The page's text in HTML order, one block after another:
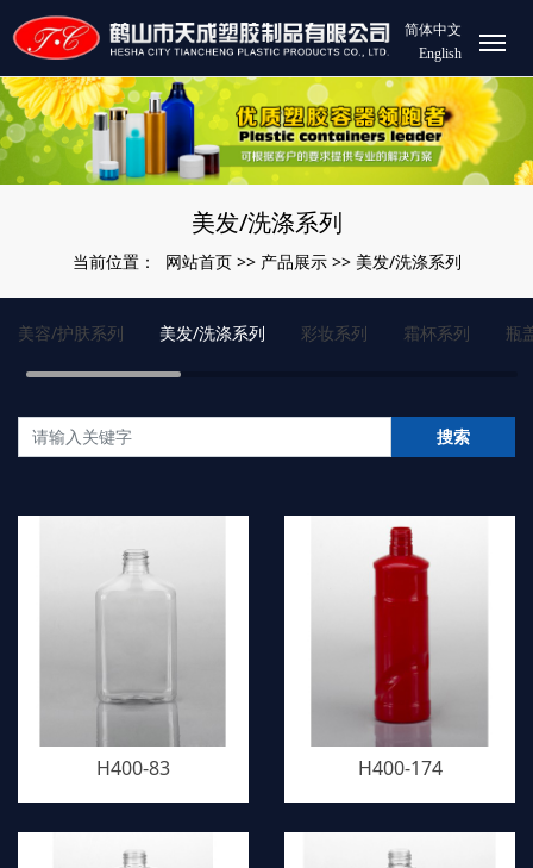
简体中文
English
美发/洗涤系列
当前位置： 网站首页 >> 产品展示 >> 美发/洗涤系列
美容/护肤系列 美发/洗涤系列 彩妆系列 霜杯系列 瓶
搜索
H400-83 H400-174